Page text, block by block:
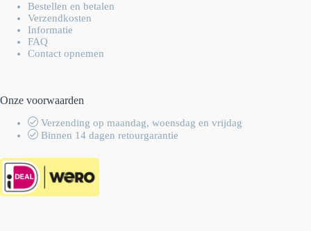
Bestellen en betalen
Verzendkosten
Informatie
FAQ
Contact opnemen
Onze voorwaarden
Verzending op maandag, woensdag en vrijdag
Binnen 14 dagen retourgarantie